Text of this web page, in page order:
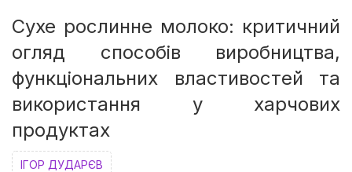
Сухе рослинне молоко: критичний
огляд способів виробництва,
функціональних властивостей та
використання у харчових
продуктах
ІГОР ДУДАРЄВ